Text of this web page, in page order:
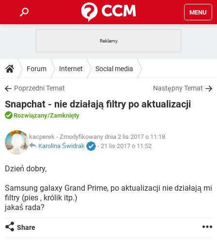
MENU
GRY WHATSAPP
SPOTIFY
INSTAGRAM FACEBOOK
WINDOWS 10
PORADY
PlayStation
SPOTIFY
INSTAGRAM
WINDOWS 10
DO POBRANIA
ANDROID TIKTOK
GRY
IOS NETFLIX
INSTAGRAM
WINDOWS 10
FORUM
COVID-19
GRY WHATSAPP
WINDOWS 10
ARTYKUŁY
COVID-19
GRY
SPOTIFY NETFLIX
INSTAGRAM
Forum Internet Social media
Poprzedni Temat Następny Temat
Snapchat - nie działają filtry po aktualizacji
Rozwiązany/Zamknięty
kacperek - Zmodyfikowany dnia 2 lis 2017 o 11:18
Karolina Świdrak
- 21 lis 2017 o 11:52
Dzień dobry,
Samsung galaxy Grand Prime, po aktualizacji nie działają mi
filtry (pies , królik itp.)
jakaś rada?
Share